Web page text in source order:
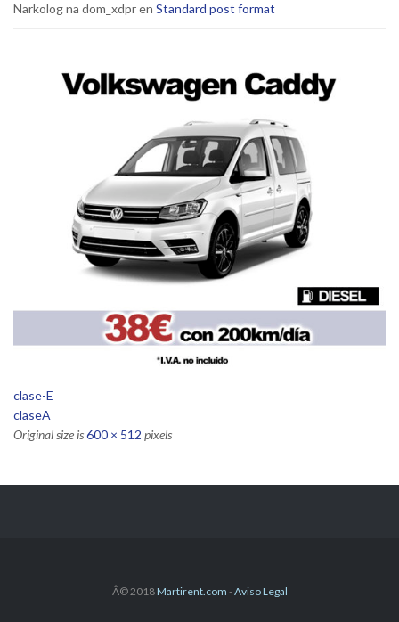
Narkolog na dom_xdpren Standard post format
clase-E
claseA
Original size is600 × 512 pixels
Â© 2018Martirent.com -Aviso Legal